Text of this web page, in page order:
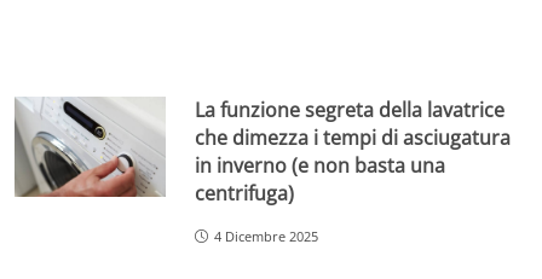
La funzione segreta della lavatrice
che dimezza i tempi di asciugatura
in inverno (e non basta una
centrifuga)
4 Dicembre 2025